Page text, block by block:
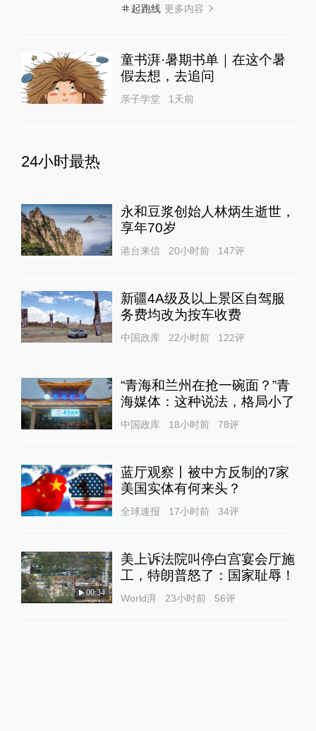
起跑线 更多内容
童书湃·暑期书单｜在这个暑
假去想，去追问
亲子学堂 1天前
24小时最热
永和豆浆创始人林炳生逝世，
享年70岁
港台来信 20小时前 147评
新疆4A级及以上景区自驾服
务费均改为按车收费
中国政库 22小时前 122评
“青海和兰州在抢一碗面？”青
海媒体：这种说法，格局小了
中国政库 18小时前 78评
蓝厅观察丨被中方反制的7家
美国实体有何来头？
全球速报 17小时前 34评
00:34
美上诉法院叫停白宫宴会厅施
工，特朗普怒了：国家耻辱！
World湃 23小时前 56评